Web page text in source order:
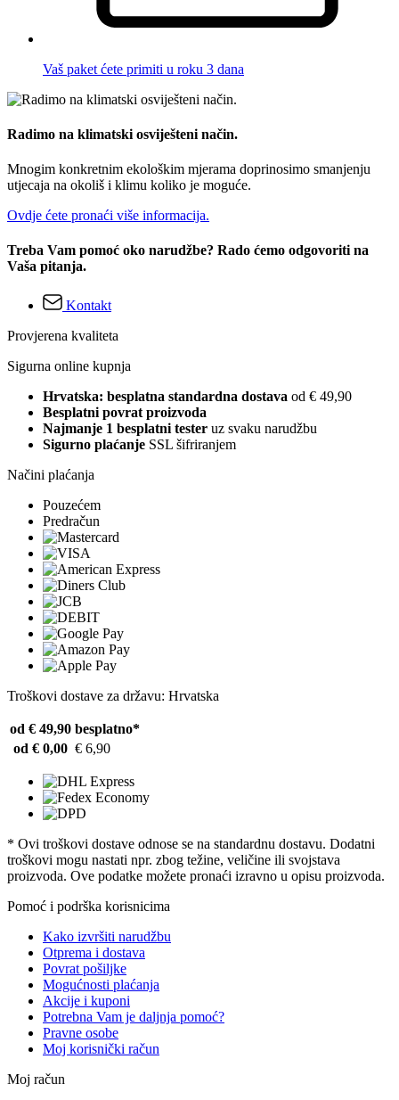
Vaš paket ćete primiti u roku 3 dana
Radimo na klimatski osviješteni način.
Mnogim konkretnim ekološkim mjerama doprinosimo smanjenju
utjecaja na okoliš i klimu koliko je moguće.
Ovdje ćete pronaći više informacija.
Treba Vam pomoć oko narudžbe? Rado ćemo odgovoriti na
Vaša pitanja.
Kontakt
Provjerena kvaliteta
Sigurna online kupnja
Hrvatska: besplatna standardna dostava od € 49,90
Besplatni povrat proizvoda
Najmanje 1 besplatni tester uz svaku narudžbu
Sigurno plaćanje SSL šifriranjem
Načini plaćanja
Pouzećem
Predračun
Troškovi dostave za državu: Hrvatska
od € 49,90 besplatno*
od € 0,00 € 6,90
* Ovi troškovi dostave odnose se na standardnu ​​dostavu. Dodatni
troškovi mogu nastati npr. zbog težine, veličine ili svojstava
proizvoda. Ove podatke možete pronaći izravno u opisu proizvoda.
Pomoć i podrška korisnicima
Kako izvršiti narudžbu
Otprema i dostava
Povrat pošiljke
Mogućnosti plaćanja
Akcije i kuponi
Potrebna Vam je daljnja pomoć?
Pravne osobe
Moj korisnički račun
Moj račun